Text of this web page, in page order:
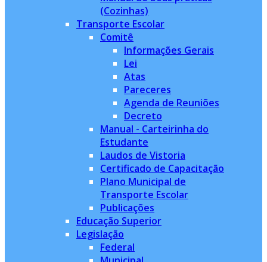
(Cozinhas)
Transporte Escolar
Comitê
Informações Gerais
Lei
Atas
Pareceres
Agenda de Reuniões
Decreto
Manual - Carteirinha do
Estudante
Laudos de Vistoria
Certificado de Capacitação
Plano Municipal de
Transporte Escolar
Publicações
Educação Superior
Legislação
Federal